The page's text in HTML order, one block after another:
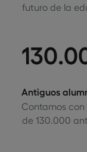
futuro de la
Antiguos
Contamos
de 130.000